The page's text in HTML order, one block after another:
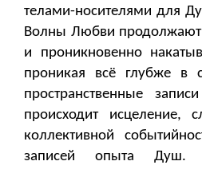
телами-носителями для
Волны Любви продолжают
и проникновенно
проникая всё глубже в
пространственные
происходит исцеление,
коллективной
записей опыта Душ.